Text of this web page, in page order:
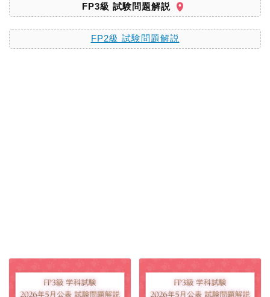
FP3級 試験問題解説
FP2級 試験問題解説